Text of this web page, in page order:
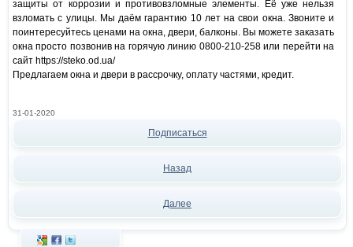
защиты от коррозии и противовзломные элементы. Её уже нельзя
взломать с улицы. Мы даём гарантию 10 лет на свои окна. Звоните и
поинтересуйтесь ценами на окна, двери, балконы. Вы можете заказать
окна просто позвонив на горячую линию 0800-210-258 или перейти на
сайт https://steko.od.ua/
Предлагаем окна и двери в рассрочку, оплату частями, кредит.
31-01-2020
Подписаться
Назад
Далее